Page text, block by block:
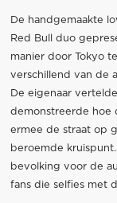
De handgemaakte
Red Bull duo
manier door Tokyo
verschillend van de
De eigenaar
demonstreerde hoe
ermee de straat op
beroemde
bevolking voor de
fans die selfies met